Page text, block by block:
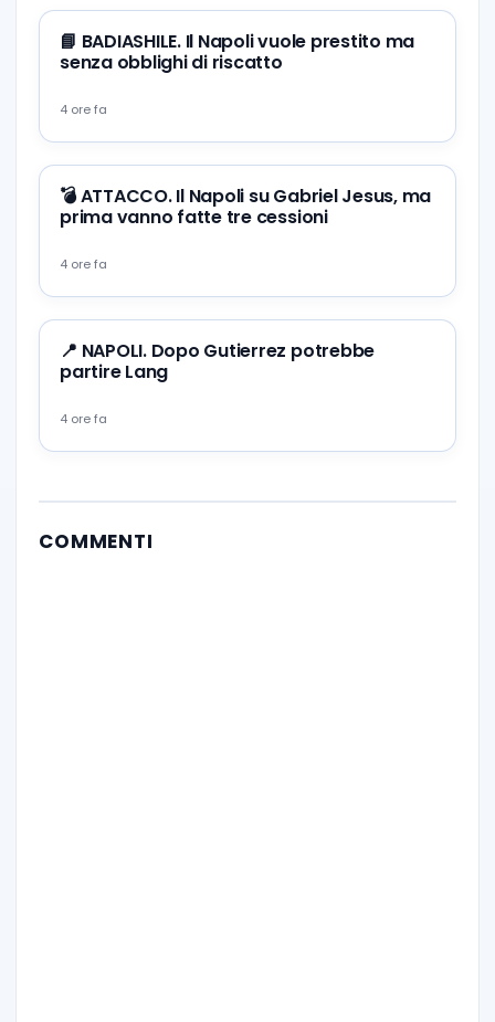
📘 BADIASHILE. Il Napoli vuole prestito ma
senza obblighi di riscatto
4 ore fa
💣 ATTACCO. Il Napoli su Gabriel Jesus, ma
prima vanno fatte tre cessioni
4 ore fa
📍 NAPOLI. Dopo Gutierrez potrebbe
partire Lang
4 ore fa
COMMENTI